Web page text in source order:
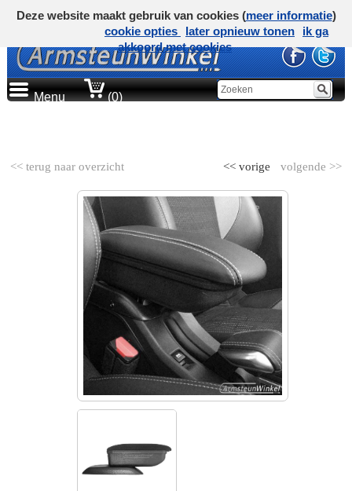
Menu (0)
<< terug naar overzicht volgende >>
<< vorige
Deze website maakt gebruik van cookies (meer informatie)
cookie opties
later opnieuw tonen
ik ga
akkoord met cookies